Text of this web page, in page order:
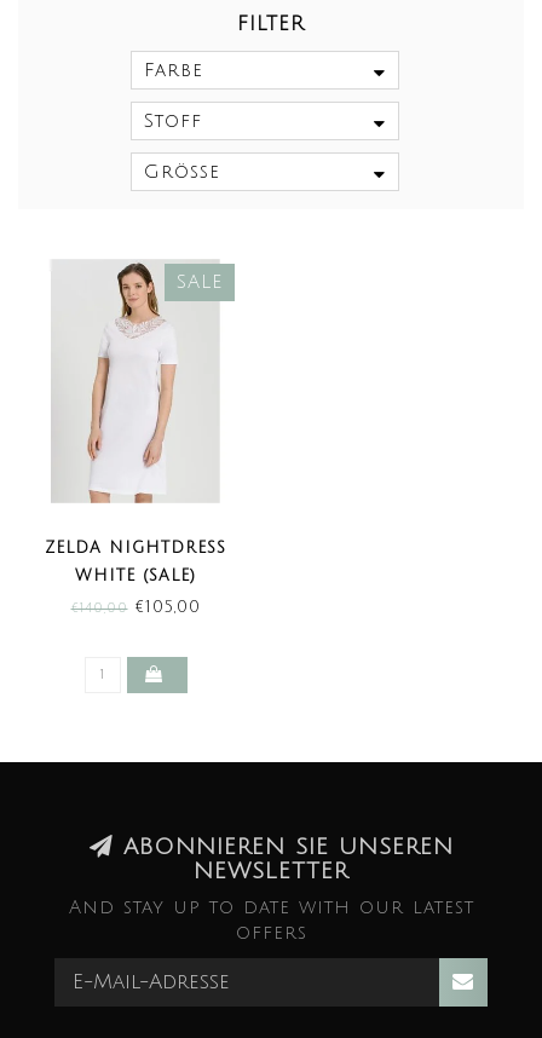
FILTER
Farbe
Stoff
Größe
SALE
ZELDA NIGHTDRESS
WHITE (SALE)
€140,00€105,00
ABONNIEREN SIE UNSEREN
NEWSLETTER
And stay up to date with our latest
offers